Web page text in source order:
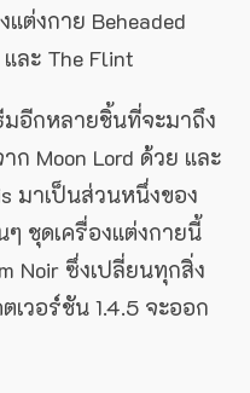
ต่งกาย Beheaded
ละ The Flint
อีกหลายชิ้นที่จะมาถึง
Moon Lord ด้วย และ
มาเป็นส่วนหนึ่งของ
ชุดเครื่องแต่งกายนี้
Noir ซึ่งเปลี่ยนทุกสิ่ง
เวอร์ชัน 1.4.5 จะออก